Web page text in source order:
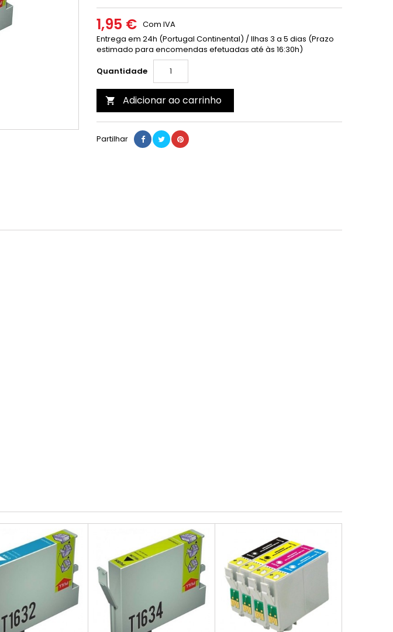
1,95 € Com IVA
Entrega em 24h (Portugal Continental) / Ilhas 3 a 5 dias (Prazo
estimado para encomendas efetuadas até às 16:30h)
Quantidade
 Adicionar ao carrinho
Partilhar